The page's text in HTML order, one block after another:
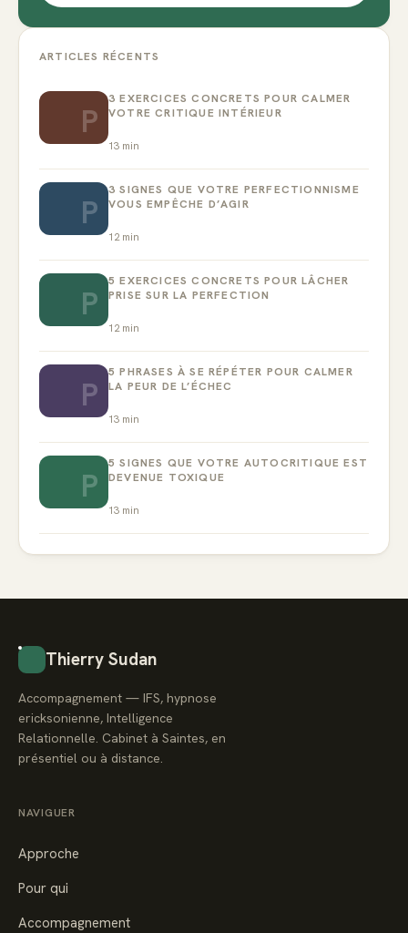
ARTICLES RÉCENTS
P
3 EXERCICES CONCRETS POUR CALMER
VOTRE CRITIQUE INTÉRIEUR
13 min
P
3 SIGNES QUE VOTRE PERFECTIONNISME
VOUS EMPÊCHE D’AGIR
12min
P
5 EXERCICES CONCRETS POUR LÂCHER
PRISE SUR LA PERFECTION
12min
P
5 PHRASES À SE RÉPÉTER POUR CALMER
LA PEUR DE L’ÉCHEC
13 min
P
5 SIGNES QUE VOTRE AUTOCRITIQUE EST
DEVENUE TOXIQUE
13 min
Thierry Sudan
Accompagnement — IFS, hypnose
ericksonienne, Intelligence
Relationnelle. Cabinet à Saintes, en
présentiel ou à distance.
NAVIGUER
Approche
Pour qui
Accompagnement